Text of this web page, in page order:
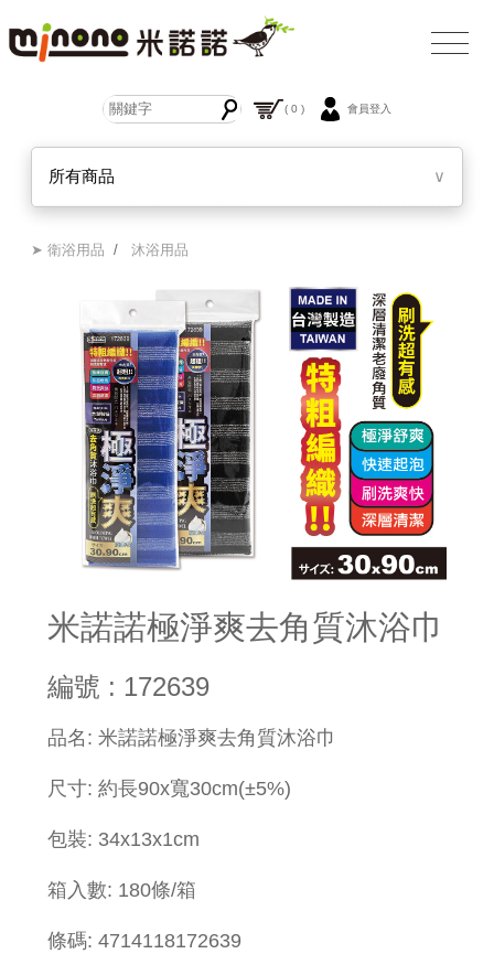
( 0 ) 會員登入
所有商品 ∨
➤ 衛浴用品 /沐浴用品
米諾諾極淨爽去角質沐浴巾
編號 : 172639
品名: 米諾諾極淨爽去角質沐浴巾
尺寸: 約長90x寬30cm(±5%)
包裝: 34x13x1cm
箱入數: 180條/箱
條碼: 4714118172639